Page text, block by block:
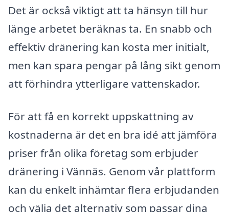
Det är också viktigt att ta hänsyn till hur
länge arbetet beräknas ta. En snabb och
effektiv dränering kan kosta mer initialt,
men kan spara pengar på lång sikt genom
att förhindra ytterligare vattenskador.
För att få en korrekt uppskattning av
kostnaderna är det en bra idé att jämföra
priser från olika företag som erbjuder
dränering i Vännäs. Genom vår plattform
kan du enkelt inhämtar flera erbjudanden
och välja det alternativ som passar dina